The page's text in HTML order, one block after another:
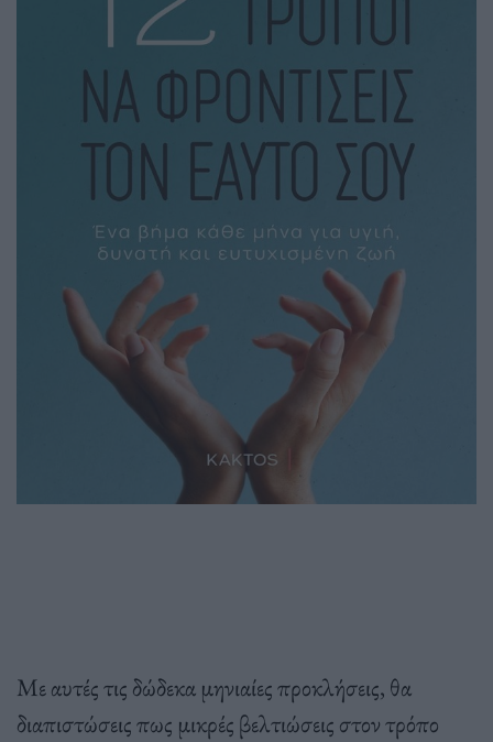
Με αυτές τις δώδεκα μηνιαίες προκλήσεις, θα
διαπιστώσεις πως μικρές βελτιώσεις στον τρόπο